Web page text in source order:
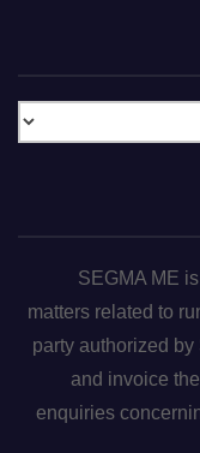
SEGMA ME
matters related to
party authorized
and invoice
enquiries